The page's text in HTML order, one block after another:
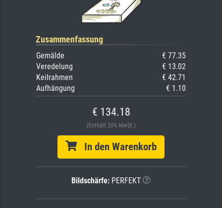
Zusammenfassung
Gemälde
€ 77.35
Veredelung
€ 13.02
Keilrahmen
€ 42.71
Aufhängung
€ 1.10
€ 134.18
(Enthält 20% MwSt.)
In den Warenkorb
Bildschärfe: PERFEKT